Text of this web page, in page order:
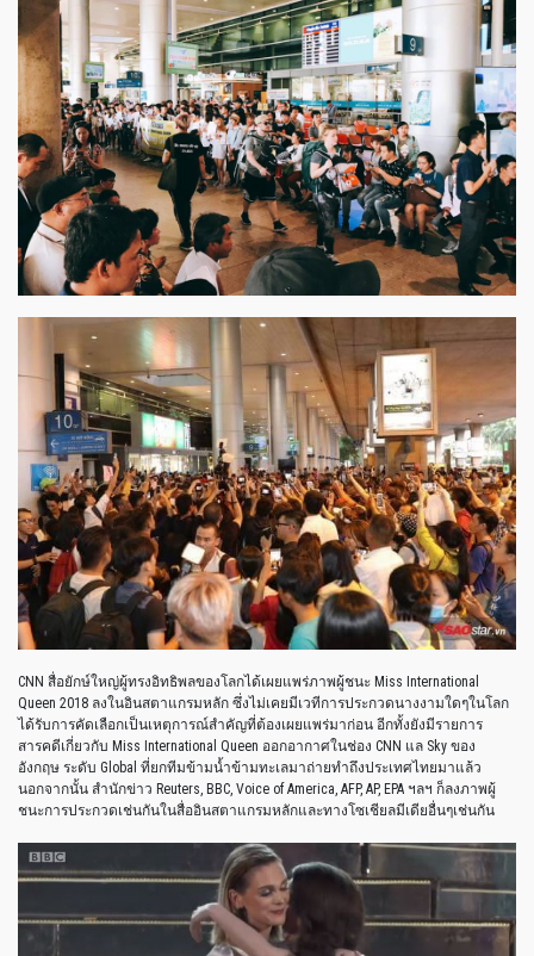
CNN สื่อยักษ์ใหญ่ผู้ทรงอิทธิพลของโลกได้เผยแพร่ภาพผู้ชนะ Miss International
Queen 2018 ลงในอินสตาแกรมหลัก ซึ่งไม่เคยมีเวทีการประกวดนางงามใดๆในโลก
ได้รับการคัดเลือกเป็นเหตุการณ์สำคัญที่ต้องเผยแพร่มาก่อน อีกทั้งยังมีรายการ
สารคดีเกี่ยวกับ Miss International Queen ออกอากาศในช่อง CNN แล Sky ของ
อังกฤษ ระดับ Global ที่ยกทีมข้ามน้ำข้ามทะเลมาถ่ายทำถึงประเทศไทยมาแล้ว
นอกจากนั้น สำนักข่าว Reuters, BBC, Voice of America, AFP, AP, EPA ฯลฯ ก็ลงภาพผู้
ชนะการประกวดเช่นกันในสื่ออินสตาแกรมหลักและทางโซเชียลมีเดียอื่นๆเช่นกัน